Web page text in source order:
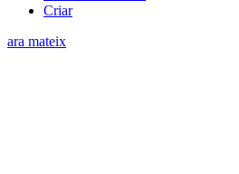
Criar
ara mateix